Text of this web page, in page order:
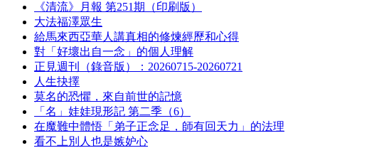
《清流》月報 第251期（印刷版）
大法福澤眾生
給馬來西亞華人講真相的修煉經歷和心得
對「好壞出自一念」的個人理解
正見週刊（錄音版）：20260715-20260721
人生抉擇
莫名的恐懼，來自前世的記憶
「名」娃娃現形記 第二季（6）
在魔難中體悟「弟子正念足，師有回天力」的法理
看不上別人也是嫉妒心